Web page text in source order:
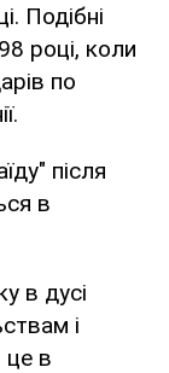
Подібні
році, коли
по
після
в
в дусі
і
це в